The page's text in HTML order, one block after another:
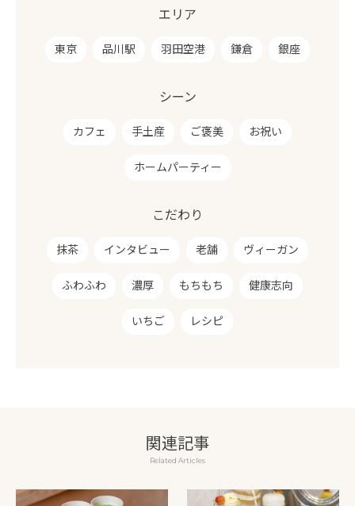
エリア
東京 品川駅 羽田空港 鎌倉 銀座
シーン
カフェ 手土産 ご褒美 お祝い
ホームパーティー
こだわり
抹茶 インタビュー 老舗 ヴィーガン
ふわふわ 濃厚 もちもち 健康志向
いちご レシピ
関連記事
Related Articles